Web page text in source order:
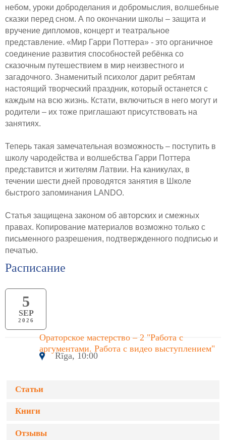
небом, уроки доброделания и добромыслия, волшебные
сказки перед сном. А по окончании школы – защита и
вручение дипломов, концерт и театральное
представление. «Мир Гарри Поттера» - это органичное
соединение развития способностей ребёнка со
сказочным путешествием в мир неизвестного и
загадочного. Знаменитый психолог дарит ребятам
настоящий творческий праздник, который останется с
каждым на всю жизнь. Кстати, включиться в него могут и
родители – их тоже приглашают присутствовать на
занятиях.
Теперь такая замечательная возможность – поступить в
школу чародейства и волшебства Гарри Поттера
представится и жителям Латвии. На каникулах, в
течении шести дней проводятся занятия в Школе
быстрого запоминания LANDO.
Статья защищена законом об авторских и смежных
правах. Копирование материалов возможно только с
письменного разрешения, подтвержденного подписью и
печатью.
Расписание
5
SEP
2026
Ораторское мастерство – 2 "Работа с
аргументами. Работа с видео выступлением"
Rīga, 10:00
Статьи
Книги
Отзывы